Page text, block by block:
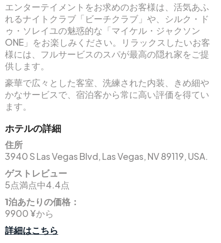
エンターテイメントをお求めのお客様は、活気あふ
れるナイトクラブ「ビーチクラブ」や、シルク・ド
ゥ・ソレイユの魅惑的な「マイケル・ジャクソン
ONE」をお楽しみください。リラックスしたいお客
様には、フルサービスのスパが最高の隠れ家をご提
供します。
豪華で広々とした客室、洗練された内装、きめ細や
かなサービスで、宿泊客から常に高い評価を得てい
ます。
ホテルの詳細
住所
3940 S Las Vegas Blvd, Las Vegas, NV 89119, USA.
ゲストレビュー
5点満点中4.4点
1泊あたりの価格：
9900 ¥から
詳細はこちら